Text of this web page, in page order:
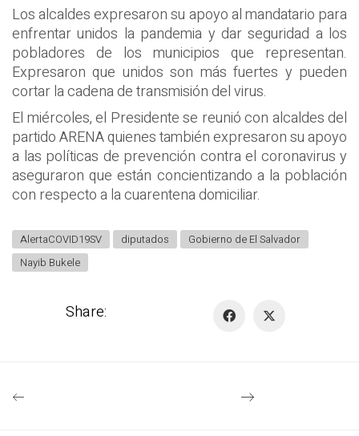
Los alcaldes expresaron su apoyo al mandatario para
enfrentar unidos la pandemia y dar seguridad a los
pobladores de los municipios que representan.
Expresaron que unidos son más fuertes y pueden
cortar la cadena de transmisión del virus.
El miércoles, el Presidente se reunió con alcaldes del
partido ARENA quienes también expresaron su apoyo
a las políticas de prevención contra el coronavirus y
aseguraron que están concientizando a la población
con respecto a la cuarentena domiciliar.
AlertaCOVID19SV diputados
Gobierno de El Salvador
Nayib Bukele
Share: